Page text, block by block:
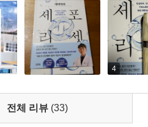
발생 기전과 진단 기준에 대한
낮아지는지, 나트륨 섭취를 무
들의 게으름에 쓴 소리 역시 아
있다고 전한다.
4
전체 리뷰 (33)